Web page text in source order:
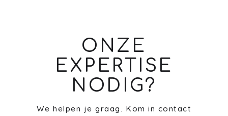
ONZE
EXPERTISE
NODIG?
We helpen je graag. Kom in contact